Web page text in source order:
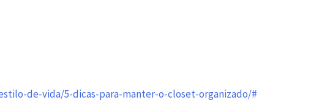
de-vida/5-dicas-para-manter-o-closet-organizado/#